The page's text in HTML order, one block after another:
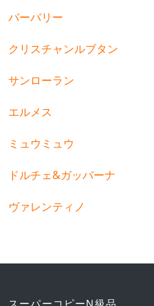
バーバリー
クリスチャンルブタン
サンローラン
エルメス
ミュウミュウ
ドルチェ&ガッバーナ
ヴァレンティノ
スーパーコピーN級品